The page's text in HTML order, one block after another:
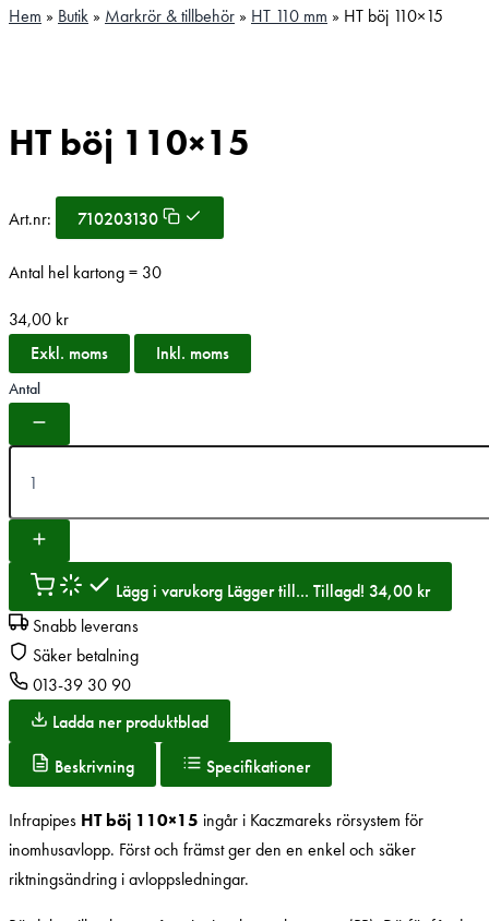
Hem » Butik » Markrör & tillbehör » HT 110 mm » HT böj 110×15
HT böj 110×15
Art.nr: 710203130
Antal hel kartong = 30
34,00 kr
Exkl. moms
Inkl. moms
Antal
Lägg i varukorg Lägger till... Tillagd! 34,00 kr
Snabb leverans
Säker betalning
013-39 30 90
Ladda ner produktblad
Beskrivning
Specifikationer
Infrapipes HT böj 110×15 ingår i Kaczmareks rörsystem för
inomhusavlopp. Först och främst ger den en enkel och säker
riktningsändring i avloppsledningar.